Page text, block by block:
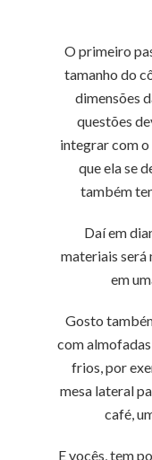
O primeiro
tamanho do
dimensões
questões
integrar com o
que ela se
também
Daí em
materiais será
em
Gosto
com
frios, por
mesa lateral
café,
E vocês, tem